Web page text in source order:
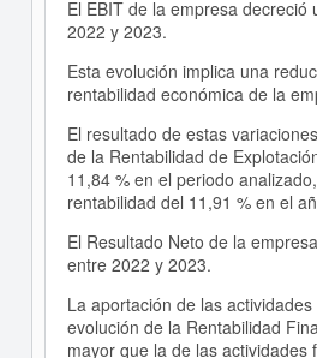
El EBIT de la empresa decreció
2022 y 2023.
Esta evolución implica una
rentabilidad económica de la
El resultado de estas
de la Rentabilidad de
11,84 % en el periodo
rentabilidad del 11,91 % en el
El Resultado Neto de la
entre 2022 y 2023.
La aportación de las
evolución de la Rentabilidad
mayor que la de las actividades